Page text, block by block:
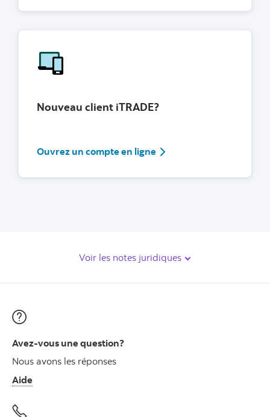
Nouveau client iTRADE?
Ouvrez un compte en ligne Ouvrez un compte en
Voir les notes juridiques
Avez-vous une question?
Nous avons les réponses
Aide